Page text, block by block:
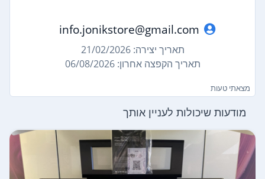
info.jonikstore@gmail.com
תאריך יצירה: 21/02/2026
תאריך הקפצה אחרון: 06/08/2026
מצאתי טעות
מודעות שיכולות לעניין אותך